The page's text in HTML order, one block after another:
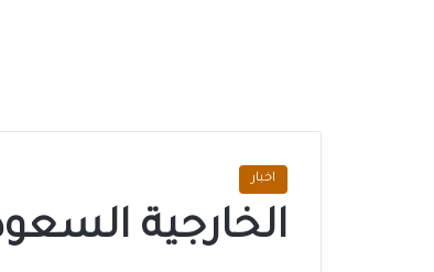
اخبار
الخارجية